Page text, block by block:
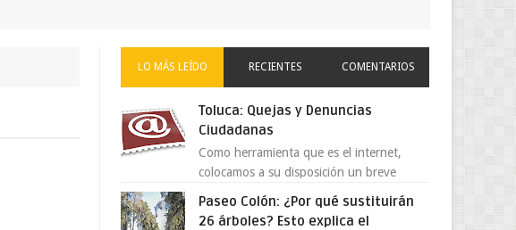
LO MÁS LEÍDO RECIENTES COMENTARIOS
Toluca: Quejas y Denuncias
Ciudadanas
Como herramienta que es el internet,
colocamos a su disposición un breve
denuncia ciudadana la e...
Paseo Colón: ¿Por qué sustituirán
26 árboles? Esto explica el